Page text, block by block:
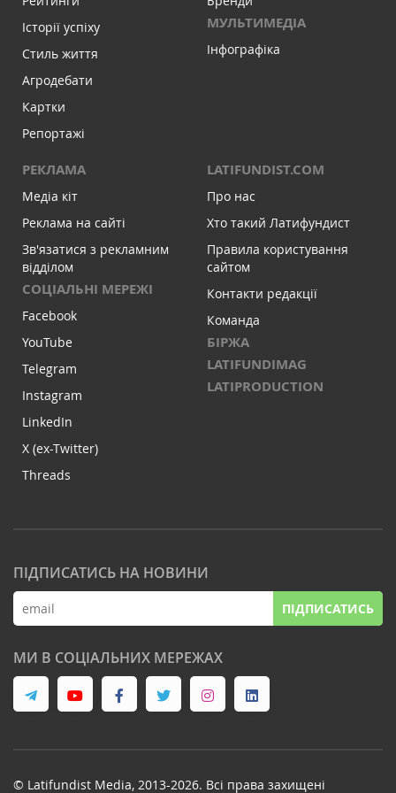
Історії успіху
Стиль життя
Агродебати
Картки
Репортажі
МУЛЬТИМЕДІА
Інфографіка
РЕКЛАМА
Медіа кіт
Реклама на сайті
Зв'язатися з рекламним
відділом
СОЦІАЛЬНІ МЕРЕЖІ
Facebook
YouTube
Telegram
Instagram
LinkedIn
X (ex-Twitter)
Threads
LATIFUNDIST.COM
Про нас
Хто такий Латифундист
Правила користування
сайтом
Контакти редакції
Команда
БІРЖА
LATIFUNDIMAG
LATIPRODUCTION
ПІДПИСАТИСЬ НА НОВИНИ
ПІДПИСАТИСЬ
МИ В СОЦІАЛЬНИХ МЕРЕЖАХ
© Latifundist Media, 2013-2026. Всі права захищені